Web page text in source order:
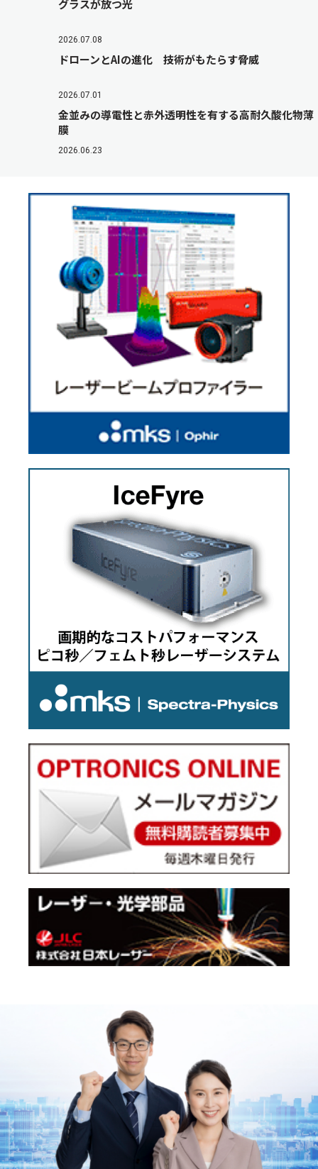
グラスが放つ光
2026.07.08
ドローンとAIの進化 技術がもたらす脅威
2026.07.01
金並みの導電性と赤外透明性を有する高耐久酸化物薄
膜
2026.06.23